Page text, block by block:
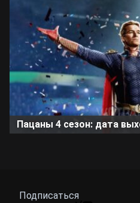
Пацаны 4 сезон: дата
Подписаться